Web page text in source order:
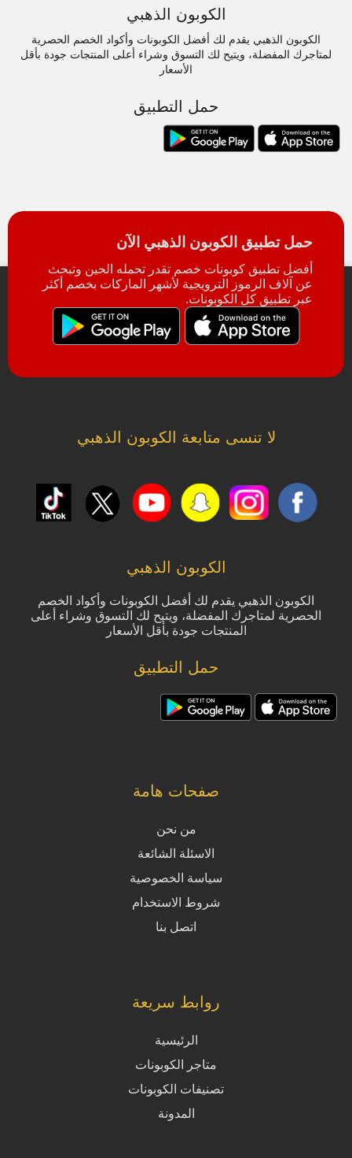
الكوبون الذهبي
الكوبون الذهبي يقدم لك أفضل الكوبونات وأكواد الخصم الحصرية
لمتاجرك المفضلة، ويتيح لك التسوق وشراء أعلى المنتجات جودة بأقل
الأسعار
حمل التطبيق
حمل تطبيق الكوبون الذهبي الآن
أفضل تطبيق كوبونات خصم تقدر تحمله الحين وتبحث
عن آلاف الرموز الترويجية لأشهر الماركات بخصم أكثر
عبر تطبيق كل الكوبونات.
لا تنسى متابعة الكوبون الذهبي
الكوبون الذهبي
الكوبون الذهبي يقدم لك أفضل الكوبونات وأكواد الخصم
الحصرية لمتاجرك المفضلة، ويتيح لك التسوق وشراء أعلى
المنتجات جودة بأقل الأسعار
حمل التطبيق
صفحات هامة
من نحن
الاسئلة الشائعة
سياسة الخصوصية
شروط الاستخدام
اتصل بنا
روابط سريعة
الرئيسية
متاجر الكوبونات
تصنيفات الكوبونات
المدونة